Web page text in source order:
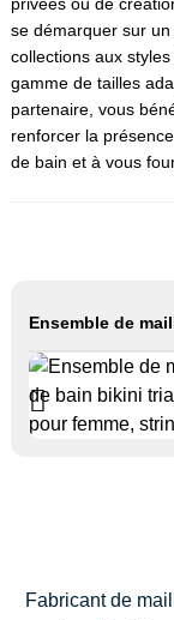
se démarquer sur
collections aux
gamme de tailles
partenaire, vous
renforcer la
de bain et à vous
Fabricant de